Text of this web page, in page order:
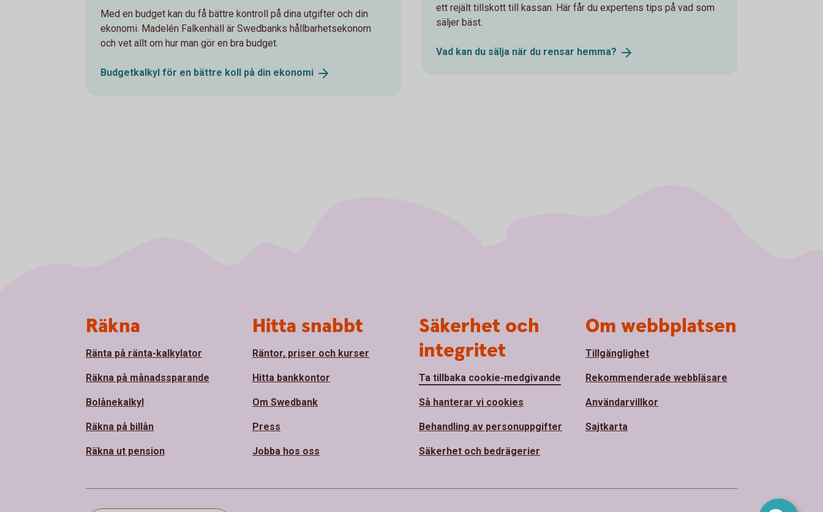
Med en budget kan du få bättre kontroll på dina utgifter och din
ekonomi. Madelén Falkenhäll är Swedbanks hållbarhetsekonom
och vet allt om hur man gör en bra budget.
Budgetkalkyl för en bättre koll på din ekonomi
ett rejält tillskott till kassan. Här får du expertens tips på vad som
säljer bäst.
Vad kan du sälja när du rensar hemma?
Räkna
Ränta på ränta-kalkylator
Räkna på månadssparande
Bolånekalkyl
Räkna på billån
Räkna ut pension
Hitta snabbt
Räntor, priser och kurser
Hitta bankkontor
Om Swedbank
Press
Jobba hos oss
Säkerhet och
integritet
Ta tillbaka cookie-medgivande
Så hanterar vi cookies
Behandling av personuppgifter
Säkerhet och bedrägerier
Om webbplatsen
Tillgänglighet
Rekommenderade webbläsare
Användarvillkor
Sajtkarta